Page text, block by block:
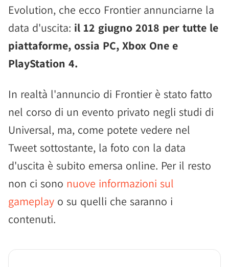
Evolution, che ecco Frontier annunciarne la
data d'uscita: il 12 giugno 2018 per tutte le
piattaforme, ossia PC, Xbox One e
PlayStation 4.
In realtà l'annuncio di Frontier è stato fatto
nel corso di un evento privato negli studi di
Universal, ma, come potete vedere nel
Tweet sottostante, la foto con la data
d'uscita è subito emersa online. Per il resto
non ci sono nuove informazioni sul
gameplay o su quelli che saranno i
contenuti.